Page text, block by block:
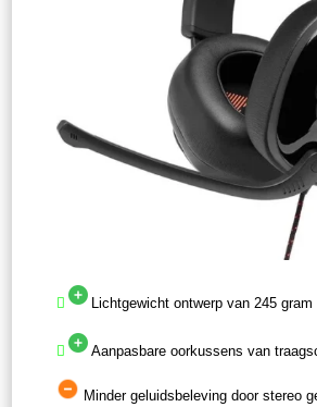
Lichtgewicht ontwerp van 245 gram
Aanpasbare oorkussens van
Minder geluidsbeleving door stereo